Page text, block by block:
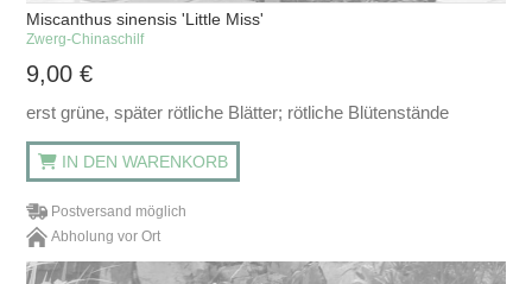
Miscanthus sinensis 'Little Miss'
Zwerg-Chinaschilf
9,00€
erst grüne, später rötliche Blätter; rötliche Blütenstände
IN DEN WARENKORB
Postversand möglich
Abholung vor Ort